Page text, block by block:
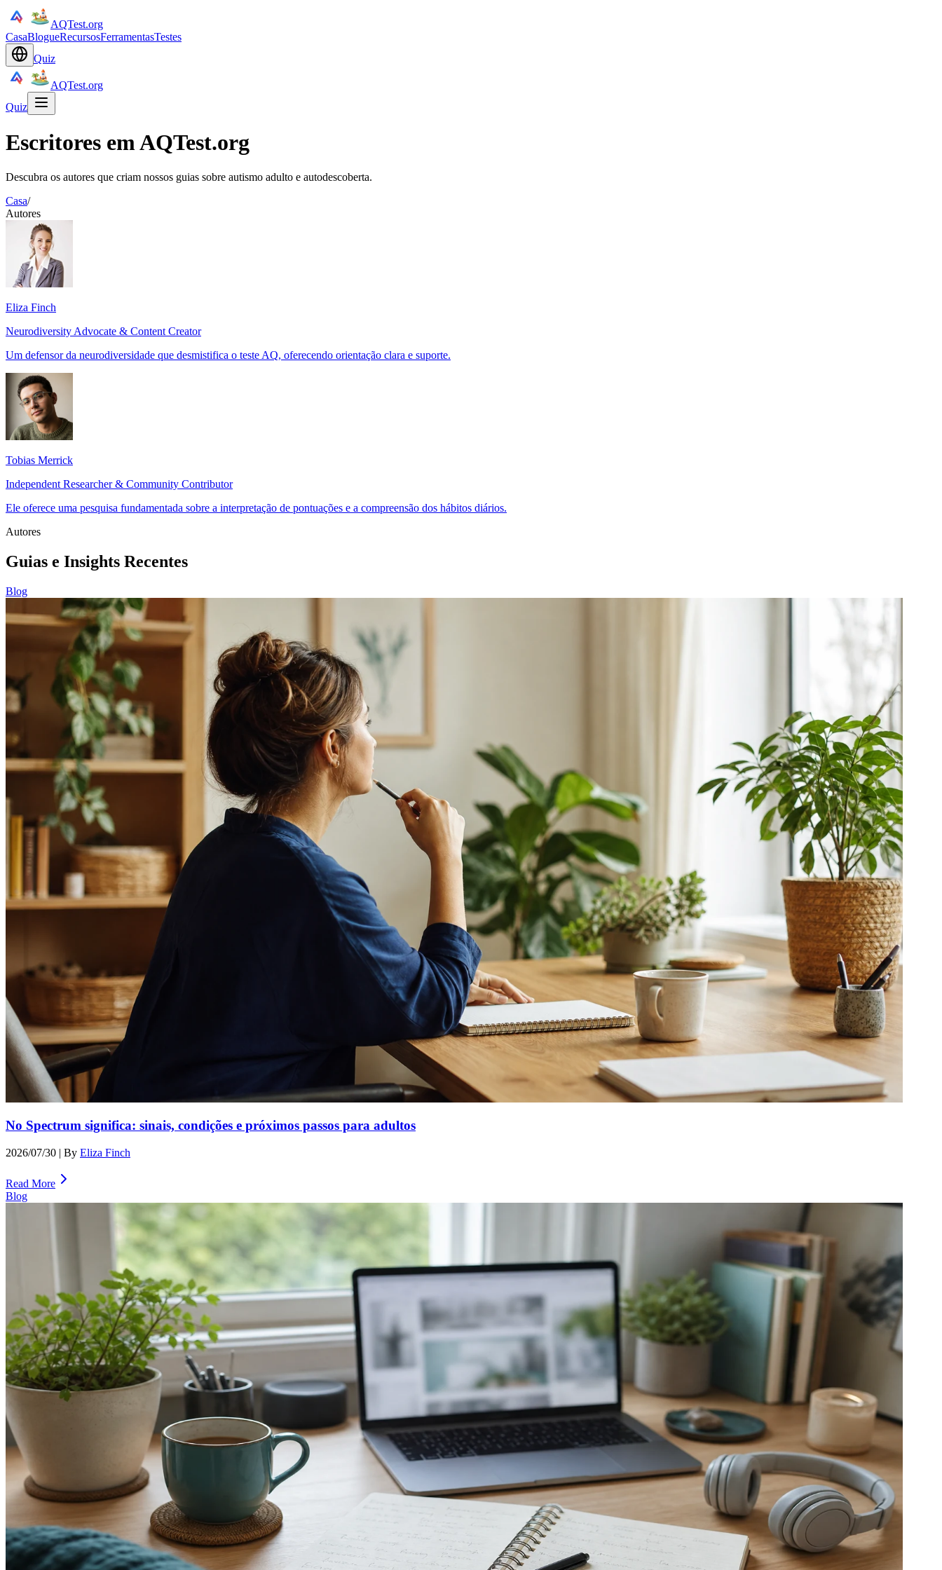
AQTest.org
CasaBlogueRecursosFerramentasTestes
Quiz
AQTest.org
Quiz
Escritores em AQTest.org
Descubra os autores que criam nossos guias sobre autismo adulto e autodescoberta.
Casa/
Autores
Eliza Finch
Neurodiversity Advocate & Content Creator
Um defensor da neurodiversidade que desmistifica o teste AQ, oferecendo orientação clara e suporte.
Tobias Merrick
Independent Researcher & Community Contributor
Ele oferece uma pesquisa fundamentada sobre a interpretação de pontuações e a compreensão dos hábitos diários.
Autores
Guias e Insights Recentes
Blog
No Spectrum significa: sinais, condições e próximos passos para adultos
2026/07/30 | By Eliza Finch
Read More
Blog